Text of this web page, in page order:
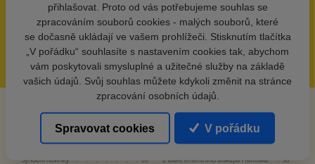
přihlašovat. Proto od vás potřebujeme souhlas se
zpracováním souborů cookies - malých souborů, které
se dočasně ukládají ve vašem prohlížeči. Stisknutím tlačítka
„V pořádku“ souhlasíte s nastavením cookies tak, abychom
vám poskytovali smysluplné a užitečné služby na základě
vašich údajů. Svůj souhlas můžete kdykoli změnit na stránce
zpracování osobních údajů.
Spravovat cookies V pořádku